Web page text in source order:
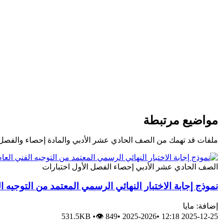
مواضيع مرتبطة
ملفات قد تهمك من الصف الحادي عشر الأدبي والمادة إحصاء
الصف الحادي عشر الأدبي إحصاء الفصل الأول اختبارات
نموذج إجابة الاختبار النهائي الرسمي المعتمد من التوجيه
إضافة: مايا
2025-12-25 12:18
•
2025-2026
•
531.5KB •👁 849